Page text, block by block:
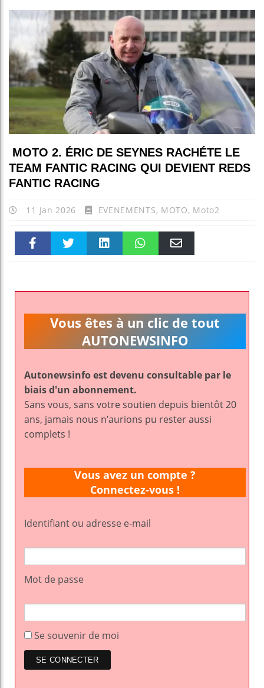
MOTO 2. ÉRIC DE SEYNES RACHÉTE LE
TEAM FANTIC RACING QUI DEVIENT REDS
FANTIC RACING
11 Jan 2026 EVENEMENTS, MOTO, Moto2
k pt
Vous êtes à un clic de tout
AUTONEWSINFO
Autonewsinfo est devenu consultable par le
biais d'un abonnement.
Sans vous, sans votre soutien depuis bientôt 20
ans, jamais nous n’aurions pu rester aussi
complets !
Vous avez un compte ?
Connectez-vous !
Identifiant ou adresse e-mail
Mot de passe
Se souvenir de moi